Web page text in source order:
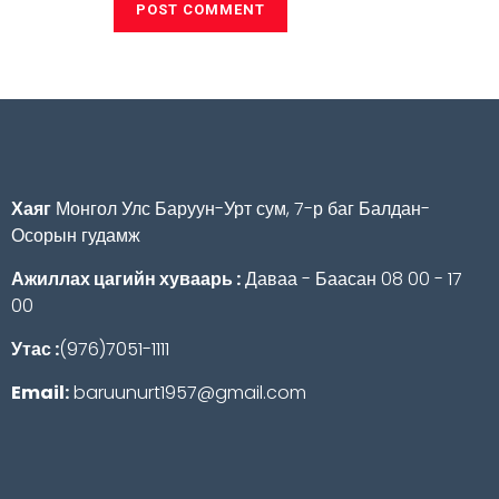
Хаяг Монгол Улс Баруун-Урт сум, 7-р баг Балдан-
Осорын гудамж
Ажиллах цагийн хуваарь :Даваа - Баасан 08 00 - 17
00
Утас :(976)7051-1111
Email:baruunurt1957@gmail.com